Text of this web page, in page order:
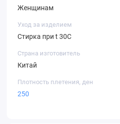
Женщинам
Уход за изделием
Стирка при t 30С
Страна изготовитель
Китай
Плотность плетения, ден
250